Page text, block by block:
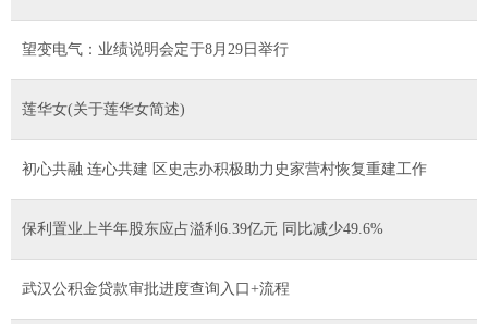
望变电气：业绩说明会定于8月29日举行
莲华女(关于莲华女简述)
初心共融 连心共建 区史志办积极助力史家营村恢复重建工作
保利置业上半年股东应占溢利6.39亿元 同比减少49.6%
武汉公积金贷款审批进度查询入口+流程